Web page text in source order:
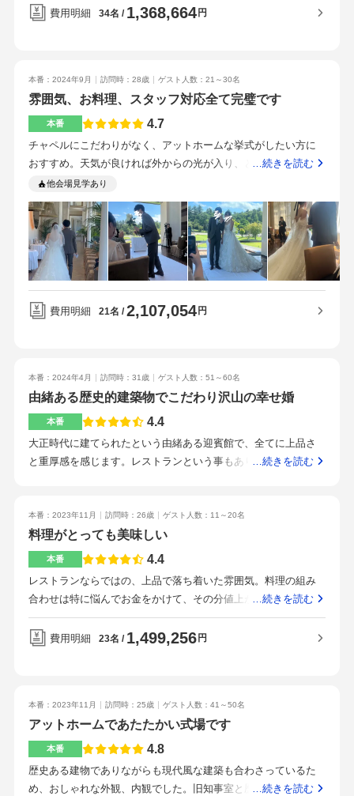
ル・ボキューズ」の世界を味わえる料理普段はレストランとカ
も素晴らしく、理想を叶えてくれました。・料理、ワインが美
方にキッズスペースを設けることもできました。新郎新婦の席
ア、プチギフトを持ち込みしました。ヘアメイク、フラワー、
スナップ、ケーキに特典がありました。普段はレストランとい
うこともあり、何を食べても美味しいものばかりです。料理は
複数あるコースの中から1つを選ぶのではなく、他のコースの気
に入った料理があれば、変更したり、追加することもできまし
のへの対応、食材カットなどの要望も対応していただけまし
た。金沢観光の中心部にあるため、金沢駅からはバスが沢山で
ています。すぐそばの駐車場から建物までは屋根が付いている
ため、雨の日でもゲストが濡れることがないので安心でした。
ウェディングのスタッフさん、そして料理を運んでくださる
方々、シェフの方々など、一番はじめの見学から当日まで、接
してくださった全員があたたかくて、思いやりのある方ばかり
でした！雰囲気もとってもよくて話しやすいです。分からない
対応してくださりました。また当日の支度中も子どもたちの相
手をしてくださったりと感謝しかありません。他の会場では結
ここは担当のプランナーさんが当日も近くにいてくださって安
心でした。参加者に子どもがたくさんいたので、キッズスペー
スを設けられたのは本当に良かったです。当日も子どもたちが
くり食べることができました！もっと早くからペーパーアイテ
ムのデザイン作成に取りかかれば良かったなと思います。ギリ
ギリは精神的に良くないです…。
費用明細 34名 1,368,664 円
本番：2024年9月 訪問時：28歳 ゲスト人数：21～30名
雰囲気、お料理、スタッフ対応全て完璧です
本番 4.7
チャペルにこだわりがなく、アットホームな挙式がしたい方に
おすすめ。天気が良ければ外からの光が入り、とても素敵な空
間になります。クラシカルな雰囲気高級感があり、広すぎずち
ょうどよかった。ドレスをこだわったので上がりました。お
花、スナップ写真も思い出になるのでいいものにしました。ペ
ーパーアイテム、両親贈呈品、プチギフトはこだわりたくて持
ち込みをしました。お料理は全て美味しくて、特にソースが美
味しいです。パンをつけて最後まで楽しめるので、大満足で
す。お肉が苦手なゲストの相談をしたところ、シェフが他のメ
ニューを考えてくださり、とても喜んでいただきました。ここ
ました。さすが一流のレストランという印象です。どのスタッ
フも優しく、子供連れも安心して参列できるとおもいます。1番
の決めては、大正ロマンな雰囲気とガラス張りの今時なおしゃ
れな雰囲気どちらも楽しめるところです。元々少人数での先を
検討していたので、少人数だからこそできるおもてなしができ
のである程度自分で決めておく必要があります。的確なアドバ
イスをしてくれるので、したいことをしっかりプランナーに伝
えることが大切だと思います。
…続きを読む
他会場見学あり
費用明細 21名 2,107,054 円
本番：2024年4月 訪問時：31歳 ゲスト人数：51～60名
由緒ある歴史的建築物でこだわり沢山の幸せ婚
本番 4.4
大正時代に建てられたという由緒ある迎賓館で、全てに上品さ
と重厚感を感じます。レストランという事もあり、披露宴会場
気に憧れ、こちらで披露宴を挙げたいと希望しました！ゲスト
に1番褒めて貰ったのが料理でした！華やかではありますが、華
美ではなく、上品でとても美味しかったです！男性ゲストには
少し量が少なかったとの声を頂きました。また、乾杯酒を日本
酒のオリジナルカクテルで作って頂き、そちらもかなり好評で
した。既存のメニューにはない物も扱って、また創作までして
り、周りには兼六園、金沢城等様々な観光スポットがありま
は桜が咲いている時に挙式と披露宴を挙げましたが、会場周辺
のピンクの桜が華やかさを演出してくれて本当にハッピーな雰
囲気になりました！とても優しく、そして頼りになります。細
かいことまで気にして下さり、こちらの希望も全力で受け止め
てくれます。大満足の挙式そして披露宴を挙げることが出来ま
した。料理の項目でも話しましたが、オリジナルカクテルを作
…続きを読む
本番：2023年11月 訪問時：26歳 ゲスト人数：11～20名
料理がとっても美味しい
本番 4.4
レストランならではの、上品で落ち着いた雰囲気。料理の組み
合わせは特に悩んでお金をかけて、その分値上がりした。ペー
パー類やブーケ、ブートニア、衣装ガードルやインナー、小物
類、引き出物、プチギフトは自分で手配した。お花代も造花メ
合わせができる。苦手な料理があれば、料理の変更も可能。変
更メニューについても、いくつか提案してくれるので安心でき
る。ドリンクオプションで、アランミリアを追加したが大好評
で、とってもおすすめです。最寄りに私鉄バスが通っている
が、車でくる招待者がほとんど。近くに金沢城や21世紀美術館
…続きを読む
費用明細 23名 1,499,256 円
本番：2023年11月 訪問時：25歳 ゲスト人数：41～50名
アットホームであたたかい式場です
本番 4.8
歴史ある建物でありながらも現代風な建築も合わさっているた
め、おしゃれな外観、内観でした。旧知事室と歴史あり、暖か
…続きを読む